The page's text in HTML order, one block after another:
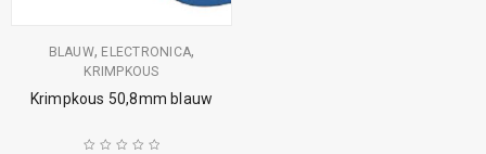
BLAUW, ELECTRONICA,
KRIMPKOUS
Krimpkous 50,8mm blauw